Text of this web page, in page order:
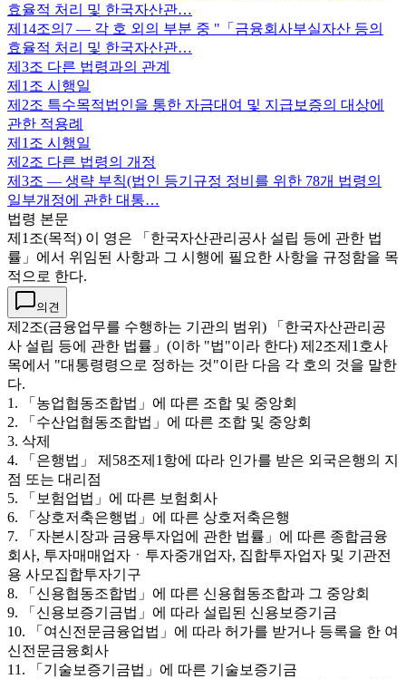
효율적 처리 및 한국자산관…
제14조의7 — 각 호 외의 부분 중 "「금융회사부실자산 등의
효율적 처리 및 한국자산관…
제3조 다른 법령과의 관계
제1조 시행일
제2조 특수목적법인을 통한 자금대여 및 지급보증의 대상에
관한 적용례
제1조 시행일
제2조 다른 법령의 개정
제3조 — 생략 부칙(법인 등기규정 정비를 위한 78개 법령의
일부개정에 관한 대통…
법령 본문
제1조(목적) 이 영은 「한국자산관리공사 설립 등에 관한 법
률」에서 위임된 사항과 그 시행에 필요한 사항을 규정함을 목
적으로 한다.
의견
제2조(금융업무를 수행하는 기관의 범위) 「한국자산관리공
사 설립 등에 관한 법률」(이하 "법"이라 한다) 제2조제1호사
목에서 "대통령령으로 정하는 것"이란 다음 각 호의 것을 말한
다.
1. 「농업협동조합법」에 따른 조합 및 중앙회
2. 「수산업협동조합법」에 따른 조합 및 중앙회
3. 삭제
4. 「은행법」 제58조제1항에 따라 인가를 받은 외국은행의 지
점 또는 대리점
5. 「보험업법」에 따른 보험회사
6. 「상호저축은행법」에 따른 상호저축은행
7. 「자본시장과 금융투자업에 관한 법률」에 따른 종합금융
회사, 투자매매업자ㆍ투자중개업자, 집합투자업자 및 기관전
용 사모집합투자기구
8. 「신용협동조합법」에 따른 신용협동조합과 그 중앙회
9. 「신용보증기금법」에 따라 설립된 신용보증기금
10. 「여신전문금융업법」에 따라 허가를 받거나 등록을 한 여
신전문금융회사
11. 「기술보증기금법」에 따른 기술보증기금